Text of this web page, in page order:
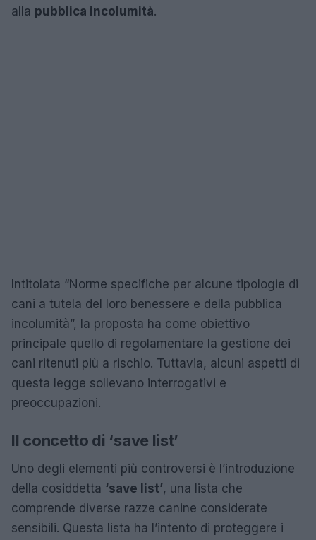
alla pubblica incolumità.
Intitolata “Norme specifiche per alcune tipologie di
cani a tutela del loro benessere e della pubblica
incolumità”, la proposta ha come obiettivo
principale quello di regolamentare la gestione dei
cani ritenuti più a rischio. Tuttavia, alcuni aspetti di
questa legge sollevano interrogativi e
preoccupazioni.
Il concetto di ‘save list’
Uno degli elementi più controversi è l’introduzione
della cosiddetta ‘save list’, una lista che
comprende diverse razze canine considerate
sensibili. Questa lista ha l’intento di proteggere i